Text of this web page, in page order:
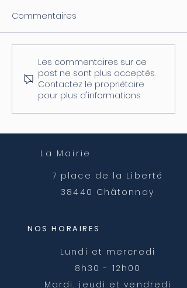
Coupure d'électricité le
04/08
Commentaires
Les commentaires sur ce
post ne sont plus acceptés.
Contactez le propriétaire
pour plus d'informations.
La Mairie
7 place de la Liberté
38440 Châtonnay
NOS HORAIRES
Lundi et mercredi
8h30 - 12h00
Mardi, jeudi et vendredi